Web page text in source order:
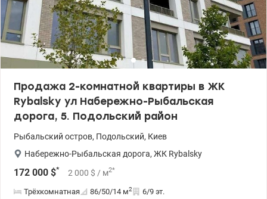
Продажа 2-комнатной квартиры в ЖК
Rybalsky ул Набережно-Рыбальская
дорога, 5. Подольский район
Рыбальский остров, Подольский, Киев
Набережно-Рыбальская дорога, ЖК Rybalsky
172 000 $* 2 000 $ / м2*
Трёхкомнатная 86/50/14 м2 6/9 эт.